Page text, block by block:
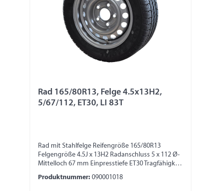
Rad 165/80R13, Felge 4.5x13H2,
5/67/112, ET30, LI 83T
Rad mit Stahlfelge Reifengröße 165/80R13
Felgengröße 4.5J x 13H2 Radanschluss 5 x 112 Ø-
Mittelloch 67 mm Einpresstiefe ET30 Tragfähigkeit
Produktnummer: 090001018